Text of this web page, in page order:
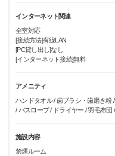
インターネット関連
全室対応
[接続方法]有線LAN
[PC貸し出し]なし
[インターネット接続]無料
アメニティ
ハンドタオル / 歯ブラシ・歯磨き粉
/ バスローブ / ドライヤー / 羽毛布団 /
施設内容
禁煙ルーム